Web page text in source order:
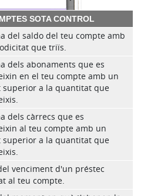
SOTA CONTROL
del saldo del teu compte amb
que triïs.
dels abonaments que es
en el teu compte amb un
superior a la quantitat que
dels càrrecs que es
al teu compte amb un
superior a la quantitat que
venciment d'un préstec
al teu compte.